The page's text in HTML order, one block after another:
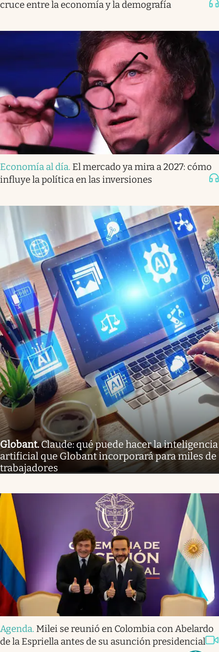
cruce entre la economía y la demografía
Economía al día. El mercado ya mira a 2027: cómo
influye la política en las inversiones
Globant.Claude: qué puede hacer la inteligencia
artificial que Globant incorporará para miles de
trabajadores
Agenda. Milei se reunió en Colombia con Abelardo
de la Espriella antes de su asunción presidencial